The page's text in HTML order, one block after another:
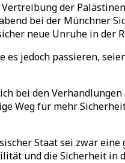
der
bei der Münchner
neue Unruhe in der
jedoch passieren,
bei den
Weg für mehr
Staat sei zwar
und die Sicherheit in